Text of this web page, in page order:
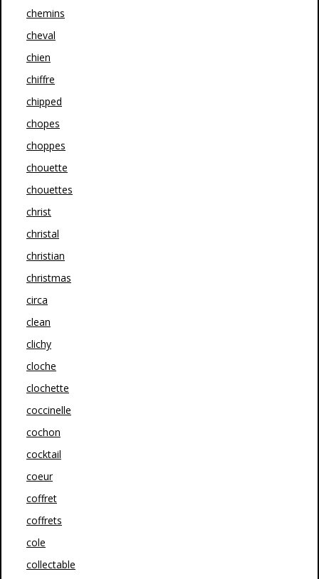
chemins
cheval
chien
chiffre
chipped
chopes
choppes
chouette
chouettes
christ
christal
christian
christmas
circa
clean
clichy
cloche
clochette
coccinelle
cochon
cocktail
coeur
coffret
coffrets
cole
collectable